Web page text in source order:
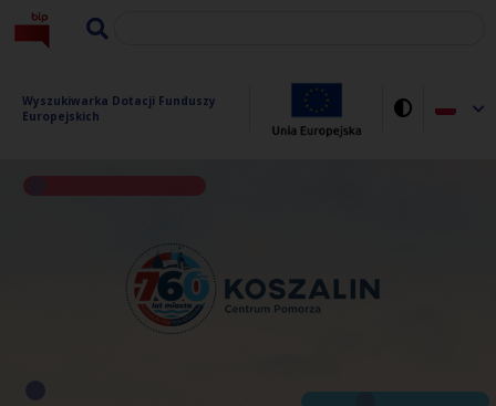
Wyszukiwarka Dotacji Funduszy
Europejskich